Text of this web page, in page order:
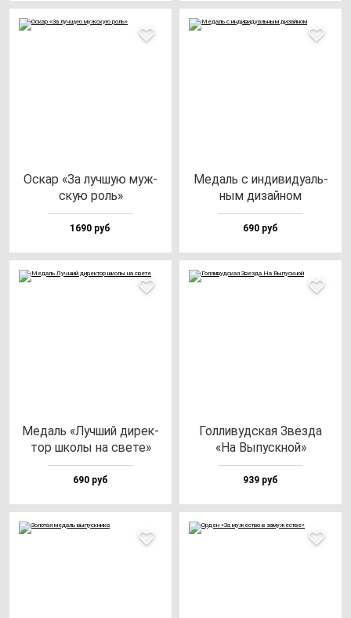
Оскар «За луч­шую муж­
скую роль»
1690 руб
Медаль с ин­ди­ви­ду­аль­
ным ди­зай­ном
690 руб
Медаль «Луч­ший ди­рек­
тор шко­лы на све­те»
690 руб
Гол­ли­вуд­ская Звез­да
«На Выпус­кной»
939 руб